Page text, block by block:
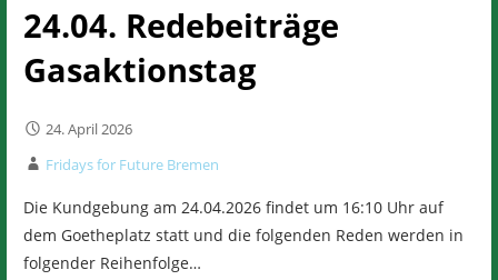
24.04. Redebeiträge
Gasaktionstag
24. April 2026
Fridays for Future Bremen
Die Kundgebung am 24.04.2026 findet um 16:10 Uhr auf
dem Goetheplatz statt und die folgenden Reden werden in
folgender Reihenfolge…